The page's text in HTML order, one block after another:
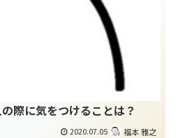
際に気をつけることは？
2020.07.05 福本 雅之